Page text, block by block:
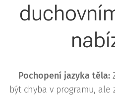
Pochopení jazyka těla:
být chyba v programu,